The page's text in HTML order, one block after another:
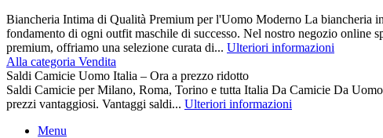
Biancheria Intima di Qualità Premium per l'Uomo Moderno La biancheria
fondamento di ogni outfit maschile di successo. Nel nostro negozio online
premium, offriamo una selezione curata di... Ulteriori informazioni
Alla categoria Vendita
Saldi Camicie Uomo Italia – Ora a prezzo ridotto
Saldi Camicie per Milano, Roma, Torino e tutta Italia Da Camicie Da
prezzi vantaggiosi. Vantaggi saldi... Ulteriori informazioni
Menu